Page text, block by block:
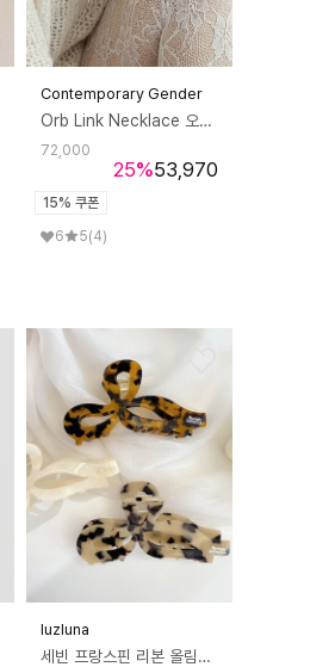
Contemporary Gender
Orb Link Necklace 오브링크 네크리스
25%
72,000
53,970
15% 쿠폰
6
5(4)
luzluna
세빈 프랑스핀 리본 올림머리 긴머리 헤어 집게핀